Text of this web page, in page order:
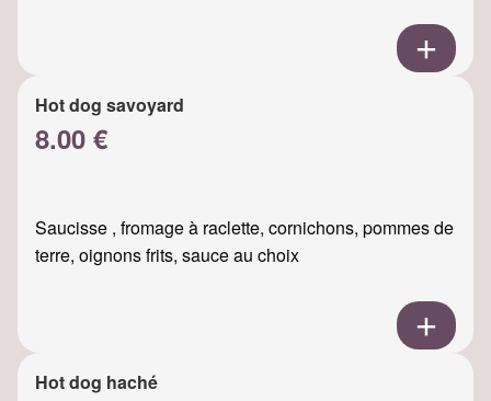
Hot dog savoyard
8.00 €
Saucisse , fromage à raclette, cornichons, pommes de
terre, oignons frits, sauce au choix
Hot dog haché